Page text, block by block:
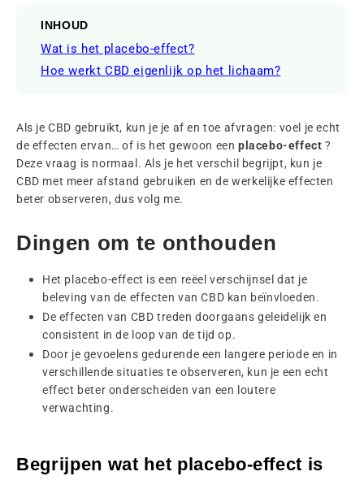
INHOUD
Wat is het placebo-effect?
Hoe werkt CBD eigenlijk op het lichaam?
Als je CBD gebruikt, kun je je af en toe afvragen: voel je echt
de effecten ervan… of is het gewoon eenplacebo-effect ?
Deze vraag is normaal. Als je het verschil begrijpt, kun je
CBD met meer afstand gebruiken en de werkelijke effecten
beter observeren, dus volg me.
Dingen om te onthouden
Het placebo-effect is een reëel verschijnsel dat je
beleving van de effecten van CBD kan beïnvloeden.
De effecten van CBD treden doorgaans geleidelijk en
consistent in de loop van de tijd op.
Door je gevoelens gedurende een langere periode en in
verschillende situaties te observeren, kun je een echt
effect beter onderscheiden van een loutere
verwachting.
Begrijpen wat het placebo-effect is